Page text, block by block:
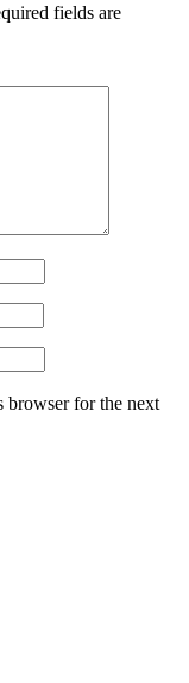
fields are
browser for the next